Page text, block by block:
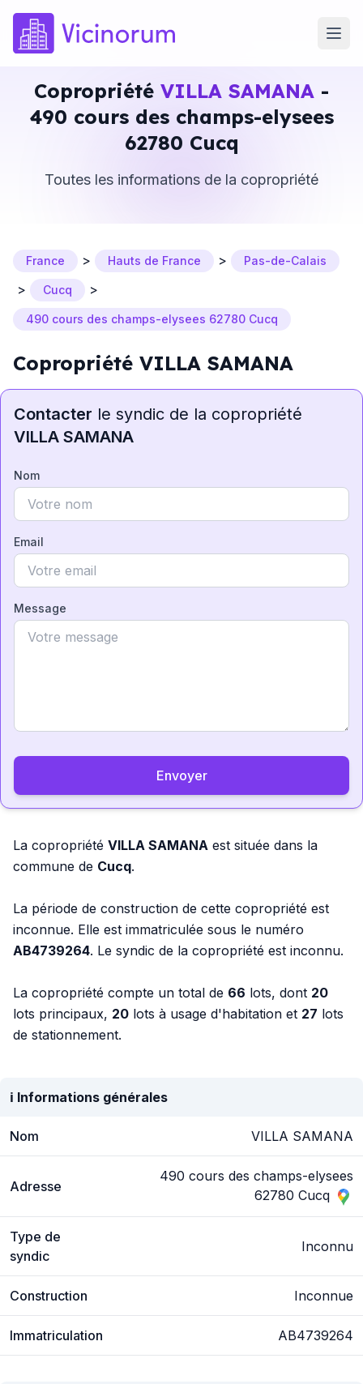
Copropriété VILLA SAMANA -
490 cours des champs-elysees
62780 Cucq
Toutes les informations de la copropriété
France > Hauts de France > Pas-de-Calais
> Cucq >
490 cours des champs-elysees 62780 Cucq
Copropriété VILLA SAMANA
Contacter le syndic de la copropriété
VILLA SAMANA
Nom
Email
Message
Envoyer
La copropriété VILLA SAMANA est située dans la
commune de Cucq.
La période de construction de cette copropriété est
inconnue. Elle est immatriculée sous le numéro
AB4739264. Le syndic de la copropriété est inconnu.
La copropriété compte un total de 66 lots, dont 20
lots principaux, 20 lots à usage d'habitation et 27 lots
de stationnement.
ℹ️ Informations générales
Nom VILLA SAMANA
Adresse
490 cours des champs-elysees
62780 Cucq
Type de
syndic
Inconnu
Construction Inconnue
Immatriculation AB4739264